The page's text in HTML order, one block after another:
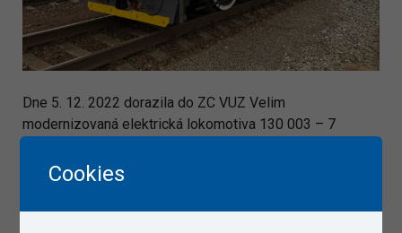
Dne 5. 12. 2022 dorazila do ZC VUZ Velim
modernizovaná elektrická lokomotiva 130 003 – 7
Galerie
Cookies